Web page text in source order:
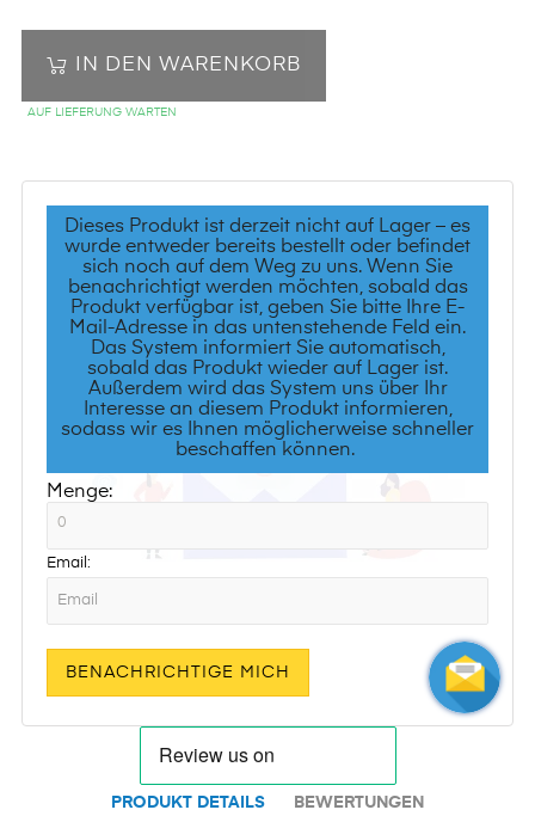
IN DEN WARENKORB
AUF LIEFERUNG WARTEN
Dieses Produkt ist derzeit nicht auf Lager – es
wurde entweder bereits bestellt oder befindet
sich noch auf dem Weg zu uns. Wenn Sie
benachrichtigt werden möchten, sobald das
Produkt verfügbar ist, geben Sie bitte Ihre E-
Mail-Adresse in das untenstehende Feld ein.
Das System informiert Sie automatisch,
sobald das Produkt wieder auf Lager ist.
Außerdem wird das System uns über Ihr
Interesse an diesem Produkt informieren,
sodass wir es Ihnen möglicherweise schneller
beschaffen können.
Menge:
Email:
BENACHRICHTIGE MICH
PRODUKT DETAILS BEWERTUNGEN